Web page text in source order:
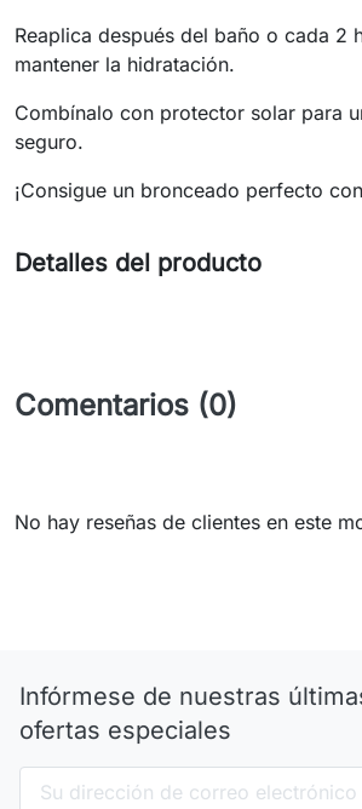
Reaplica después del baño o cada 2
mantener la hidratación.
Combínalo con protector solar para
seguro.
¡Consigue un bronceado perfecto
Detalles del producto
Comentarios (0)
No hay reseñas de clientes en este
Infórmese de nuestras
ofertas especiales